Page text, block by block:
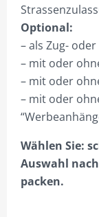
PLZ 6
PLZ 8
HILFE
MEIN KONTO
Optional:
– als Zug-
– mit oder
– mit oder
– mit oder
Wählen Sie:
Auswahl
packen.